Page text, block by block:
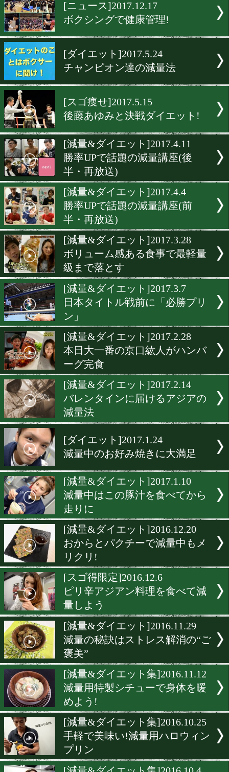
[ニュース]2019.5.3
中川健太と岩井大が未来の
スプレーヤーとコラボイベ
[ニュース]2017.12.17
ボクシングで健康管理!
[ダイエット]2017.5.24
チャンピオン達の減量法
[スゴ痩せ]2017.5.15
後藤あゆみと決戦ダイエッ
[減量&ダイエット
勝率UPで話題の減量講座(
半・再放送)
[減量&ダイエット]2017.4.4
勝率UPで話題の減量講座(
半・再放送)
[減量&ダイエット
ボリューム感ある食事で最
級まで落とす
[減量&ダイエット]2017.3.7
日本タイトル戦前に「必勝
ン」
[減量&ダイエット
本日大一番の京口紘人がハ
ーグ完食
[減量&ダイエット
バレンタインに届けるアジ
減量法
[ダイエット]2017.1.24
減量中のお好み焼きに大満
[減量&ダイエット
減量中はこの豚汁を食べて
走りに
[減量&ダイエット
おからとパクチーで減量中
リクリ!